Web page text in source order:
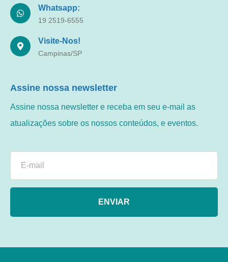
Whatsapp:
19 2519-6555
Visite-Nos!
Campinas/SP
Assine nossa newsletter
Assine nossa newsletter e receba em seu e-mail as
atualizações sobre os nossos conteúdos, e eventos.
ENVIAR